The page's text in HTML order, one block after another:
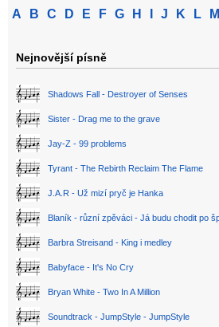
A B C D E F G H J K L M
Nejnovější písně
Shadows Fall - Destroyer of Senses
Sister - Drag me to the grave
Jay-Z - 99 problems
Tyrant - The Rebirth Reclaim The Flame
J.A.R - Už mizí pryč je Hanka
Blaník - různí zpěváci - Já budu chodit po
Barbra Streisand - King i medley
Babyface - It's No Cry
Bryan White - Two In A Million
Soundtrack - JumpStyle - JumpStyle